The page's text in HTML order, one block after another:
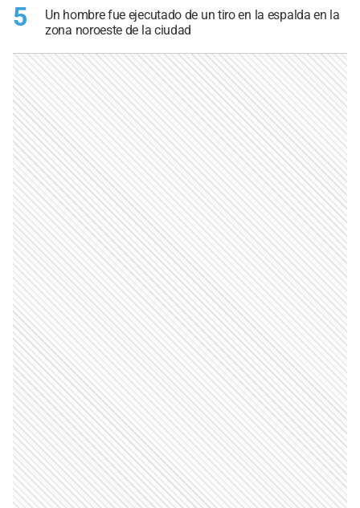
5
Un hombre fue ejecutado de un tiro en la espalda en la
zona noroeste de la ciudad